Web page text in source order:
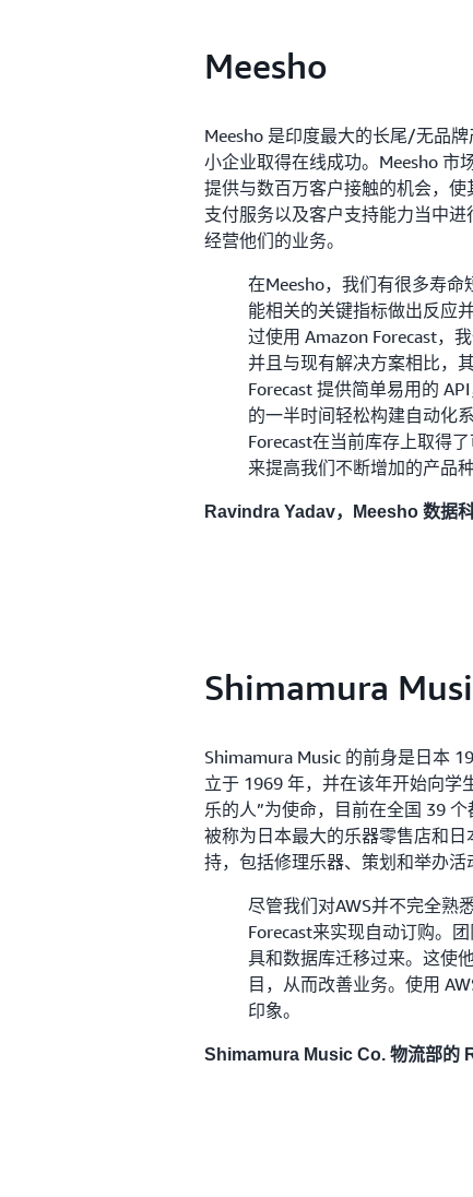
Meesho
Meesho 是印度最大的长尾/无品
小企业取得在线成功。Meesho 市
提供与数百万客户接触的机会，使
支付服务以及客户支持能力当中
经营他们的业务。
在Meesho，我们有很多寿
能相关的关键指标做出反应
过使用 Amazon Forecast，
并且与现有解决方案相比，
Forecast 提供简单易用的
的一半时间轻松构建自动化
Forecast在当前库存上取得
来提高我们不断增加的产品
Ravindra Yadav，Meesho 数据
Shimamura
Shimamura Music 的前身是日本
立于 1969 年，并在该年开始向学
乐的人”为使命，目前在全国 39
被称为日本最大的乐器零售店和
持，包括修理乐器、策划和举办活
尽管我们对AWS并不完全熟
Forecast来实现自动订购。
具和数据库迁移过来。这使
目，从而改善业务。使用
印象。
Shimamura Music Co. 物流部的